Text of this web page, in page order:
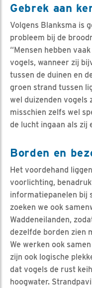
Gebrek aan
Volgens Blanksma is
probleem bij de
“Mensen hebben
vogels, wanneer zij
tussen de duinen en
groen strand tussen
wel duizenden vogels
misschien zelfs wel
de lucht ingaan als zij
Borden en
Het voordehand
voorlichting,
informatiepanelen bij
zoeken we ook
Waddeneilanden,
dezelfde borden zien
We werken ook
zijn ook logische
dat vogels de rust
hoogwater.